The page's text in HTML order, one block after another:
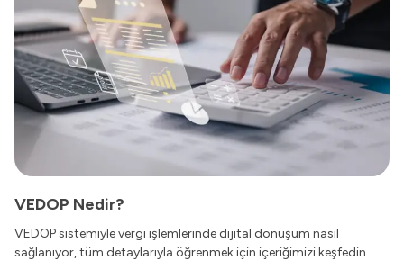
VEDOP Nedir?
VEDOP sistemiyle vergi işlemlerinde dijital dönüşüm nasıl
sağlanıyor, tüm detaylarıyla öğrenmek için içeriğimizi keşfedin.